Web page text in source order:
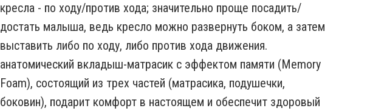
кресла - по ходу/против хода; значительно проще посадить/
достать малыша, ведь кресло можно развернуть боком, а затем
выставить либо по ходу, либо против хода движения.
анатомический вкладыш-матрасик с эффектом памяти (Memory
Foam), состоящий из трех частей (матрасика, подушечки,
боковин), подарит комфорт в настоящем и обеспечит здоровый